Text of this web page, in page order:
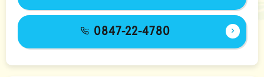
0847-22-4780